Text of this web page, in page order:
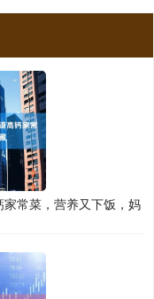
常菜，营养又下饭，妈